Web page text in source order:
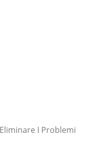
I Problemi